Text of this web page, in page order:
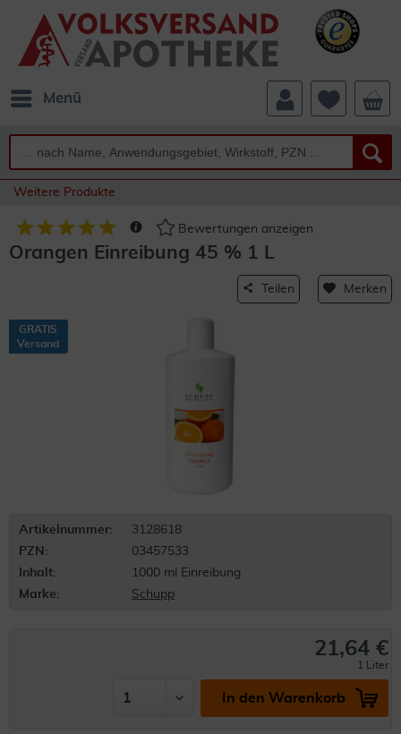
Menü
Weitere Produkte
Bewertungen anzeigen
Orangen Einreibung 45 % 1 L
Teilen Merken
GRATIS
Versand
Artikelnummer:
3128618
PZN:
03457533
Inhalt:
1000 ml Einreibung
Marke:
Schupp
21,64 €
1 Liter
In den Warenkorb